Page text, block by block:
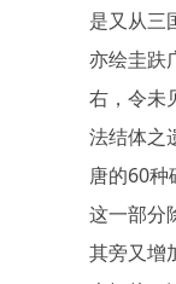
是又从三
亦绘圭趺
右，令未
法结体之
唐的60种
这一部分
其旁又增